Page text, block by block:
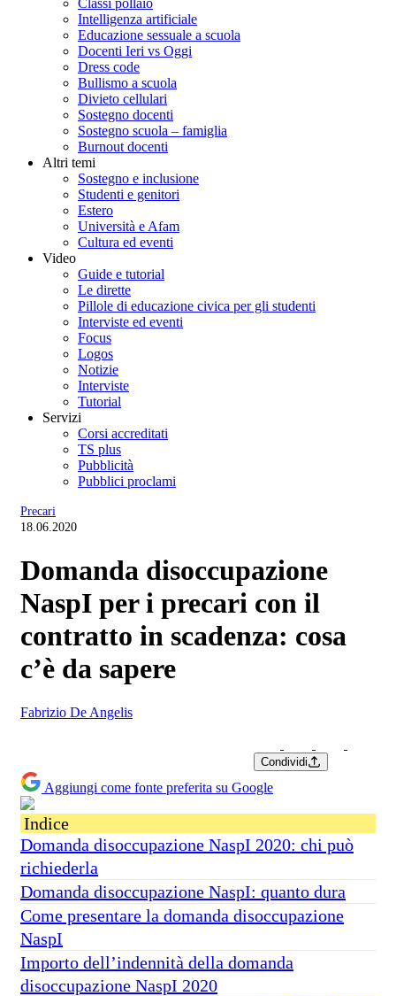
Classi pollaio
Intelligenza artificiale
Educazione sessuale a scuola
Docenti Ieri vs Oggi
Dress code
Bullismo a scuola
Divieto cellulari
Sostegno docenti
Sostegno scuola – famiglia
Burnout docenti
Altri temi
Sostegno e inclusione
Studenti e genitori
Estero
Università e Afam
Cultura ed eventi
Video
Guide e tutorial
Le dirette
Pillole di educazione civica per gli studenti
Interviste ed eventi
Focus
Logos
Notizie
Interviste
Tutorial
Servizi
Corsi accreditati
TS plus
Pubblicità
Pubblici proclami
Precari
18.06.2020
Domanda disoccupazione
NaspI per i precari con il
contratto in scadenza: cosa
c’è da sapere
Fabrizio De Angelis
Condividi
Aggiungi come fonte preferita su Google
Indice
Domanda disoccupazione NaspI 2020: chi può
richiederla
Domanda disoccupazione NaspI: quanto dura
Come presentare la domanda disoccupazione
NaspI
Importo dell’indennità della domanda
disoccupazione NaspI 2020